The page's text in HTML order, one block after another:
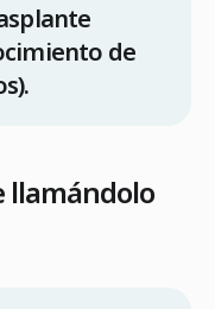
de
llamándolo